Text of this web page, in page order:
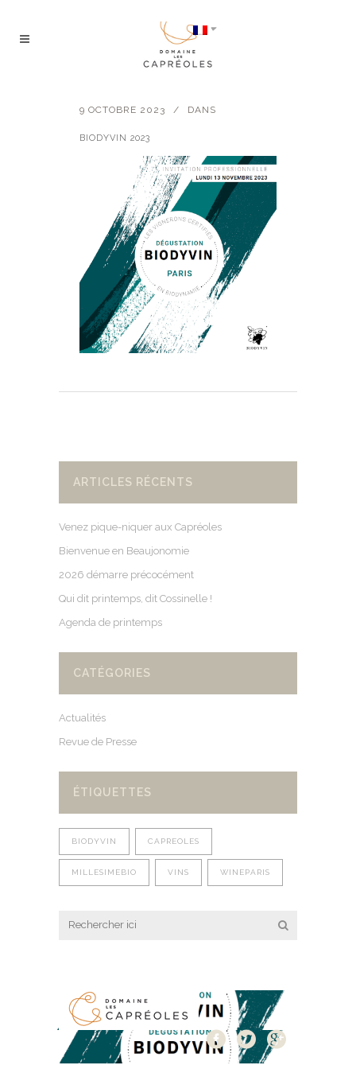
9 OCTOBRE 2023 DANS
BIODYVIN 2023
ARTICLES RÉCENTS
Venez pique-niquer aux Capréoles
Bienvenue en Beaujonomie
2026 démarre précocément
Qui dit printemps, dit Cossinelle !
Agenda de printemps
CATÉGORIES
Actualités
Revue de Presse
ÉTIQUETTES
BIODYVIN CAPREOLES
MILLESIMEBIO VINS WINEPARIS